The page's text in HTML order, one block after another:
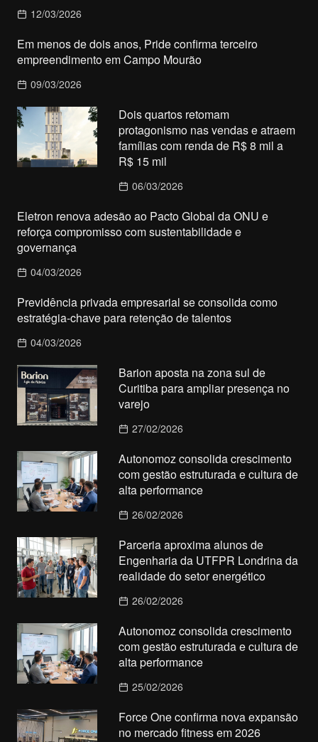
12/03/2026
Em menos de dois anos, Pride confirma terceiro
empreendimento em Campo Mourão
09/03/2026
Dois quartos retomam
protagonismo nas vendas e atraem
famílias com renda de R$ 8 mil a
R$ 15 mil
06/03/2026
Eletron renova adesão ao Pacto Global da ONU e
reforça compromisso com sustentabilidade e
governança
04/03/2026
Previdência privada empresarial se consolida como
estratégia-chave para retenção de talentos
04/03/2026
Barion aposta na zona sul de
Curitiba para ampliar presença no
varejo
27/02/2026
Autonomoz consolida crescimento
com gestão estruturada e cultura de
alta performance
26/02/2026
Parceria aproxima alunos de
Engenharia da UTFPR Londrina da
realidade do setor energético
26/02/2026
Autonomoz consolida crescimento
com gestão estruturada e cultura de
alta performance
25/02/2026
Force One confirma nova expansão
no mercado fitness em 2026